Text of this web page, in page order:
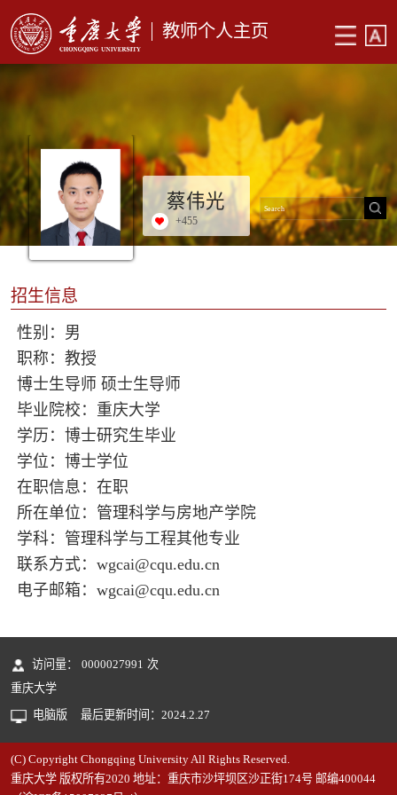
教师个人主页
蔡伟光
+455
招生信息
性别：男
职称：教授
博士生导师 硕士生导师
毕业院校：重庆大学
学历：博士研究生毕业
学位：博士学位
在职信息：在职
所在单位：管理科学与房地产学院
学科：管理科学与工程其他专业
联系方式：wgcai@cqu.edu.cn
电子邮箱： wgcai@cqu.edu.cn
访问量： 0000027991 次
重庆大学
电脑版
最后更新时间： 2024.2.27
(C) Copyright Chongqing University All Rights Reserved.
重庆大学 版权所有2020 地址：重庆市沙坪坝区沙正街174号 邮编400044